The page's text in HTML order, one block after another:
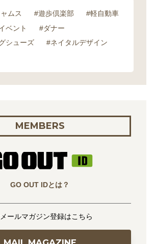
ムス #遊歩倶楽部
#軽自動車
ベント
#ダナー
シューズ
#ネイタルデザイン
MEMBERS
GO OUT IDとは？
ールマガジン登録はこちら